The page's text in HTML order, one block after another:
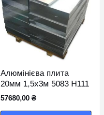
Алюмінієва плита
20мм 1,5х3м 5083 Н111
57680,00 ₴